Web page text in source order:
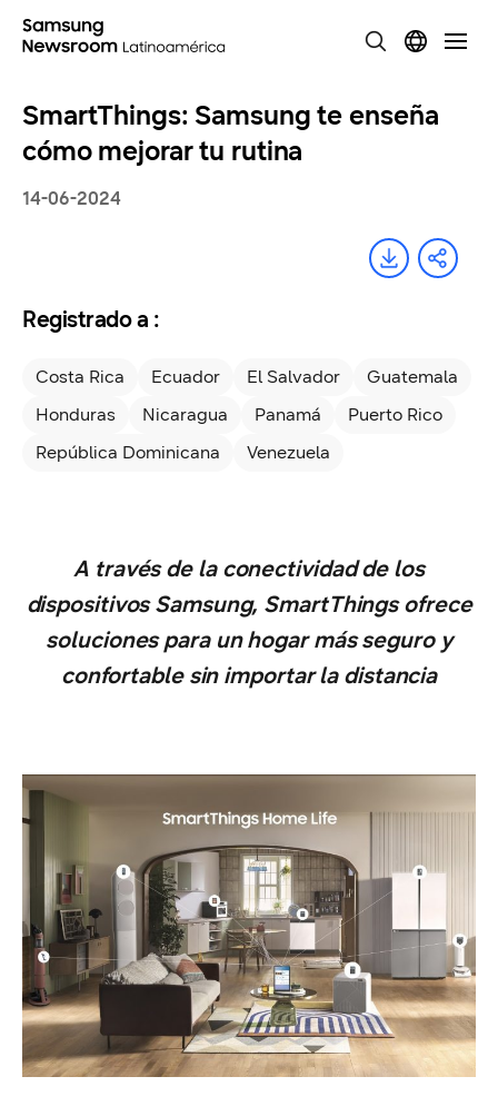
SmartThings: Samsung te enseña
cómo mejorar tu rutina
14-06-2024
Registrado a :
Costa Rica Ecuador El Salvador
Guatemala
Honduras
Nicaragua Panamá
Puerto Rico
República Dominicana
Venezuela
A través de la conectividad de los
dispositivos Samsung, SmartThings ofrece
soluciones para un hogar más seguro y
confortable sin importar la distancia